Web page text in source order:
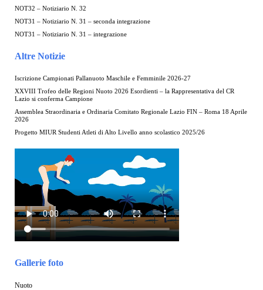
NOT32 – Notiziario N. 32
NOT31 – Notiziario N. 31 – seconda integrazione
NOT31 – Notiziario N. 31 – integrazione
Altre Notizie
Iscrizione Campionati Pallanuoto Maschile e Femminile 2026-27
XXVIII Trofeo delle Regioni Nuoto 2026 Esordienti – la Rappresentativa del CR
Lazio si conferma Campione
Assemblea Straordinaria e Ordinaria Comitato Regionale Lazio FIN – Roma 18 Aprile
2026
Progetto MIUR Studenti Atleti di Alto Livello anno scolastico 2025/26
Gallerie foto
Nuoto